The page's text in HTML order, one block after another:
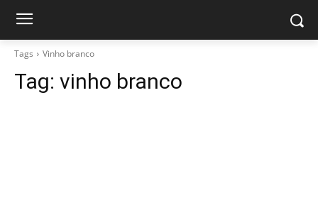
Tags Vinho branco
Tag: vinho branco